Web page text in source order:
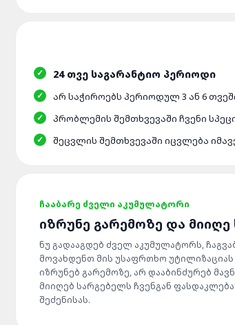
24 ᲗᲕᲔ ᲡᲐᲒᲐᲠᲐᲜᲢᲘᲝ ᲞᲔᲠᲘᲝᲓᲘ
ᲐᲠ ᲡᲐᲭᲘᲠᲝᲔᲑᲡ ᲞᲔᲠᲘᲝᲓᲣᲚ 3 ᲐᲜ 6
ᲞᲠᲝᲑᲚᲔᲛᲘᲡ ᲨᲔᲛᲗᲮᲕᲔᲕᲐᲨᲘ ᲩᲕᲔᲜᲘ
ᲨᲔᲪᲕᲚᲘᲡ ᲨᲔᲛᲗᲮᲕᲔᲕᲐᲨᲘ ᲘᲪᲕᲚᲔᲑᲐ
ᲩᲐᲐᲑᲐᲠᲔ ᲫᲕᲔᲚᲘ ᲐᲙᲣᲛᲣᲚᲐᲢᲝᲠᲘ
ᲘᲖᲠᲣᲜᲔ ᲒᲐᲠᲔᲛᲝᲖᲔ ᲓᲐ
ნუ გადააგდებ ძველ აკუმულატორს,
მოვახდენთ მის უსაფრთხო
იზრუნებ გარემოზე, არ დააბინძურებ
მიიღებ სარგებელს ჩვენგან
შეძენისას.